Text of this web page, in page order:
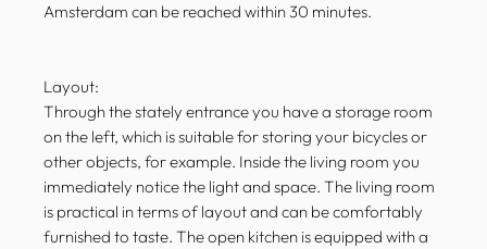
Amsterdam can be reached within 30 minutes.
Layout:
Through the stately entrance you have a storage room
on the left, which is suitable for storing your bicycles or
other objects, for example. Inside the living room you
immediately notice the light and space. The living room
is practical in terms of layout and can be comfortably
furnished to taste. The open kitchen is equipped with a